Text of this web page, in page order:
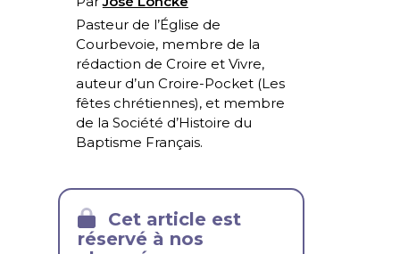
Pasteur de l’Église de
Courbevoie, membre de la
rédaction de Croire et Vivre,
auteur d’un Croire-Pocket (Les
fêtes chrétiennes), et membre
de la Société d’Histoire du
Baptisme Français.
Cet article est
réservé à nos